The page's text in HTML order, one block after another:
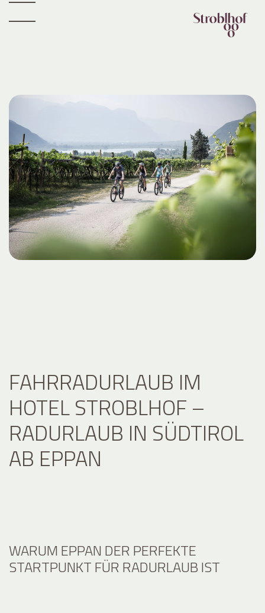
FAHRRADURLAUB IM
HOTEL STROBLHOF –
RADURLAUB IN SÜDTIROL
AB EPPAN
WARUM EPPAN DER PERFEKTE
STARTPUNKT FÜR RADURLAUB IST